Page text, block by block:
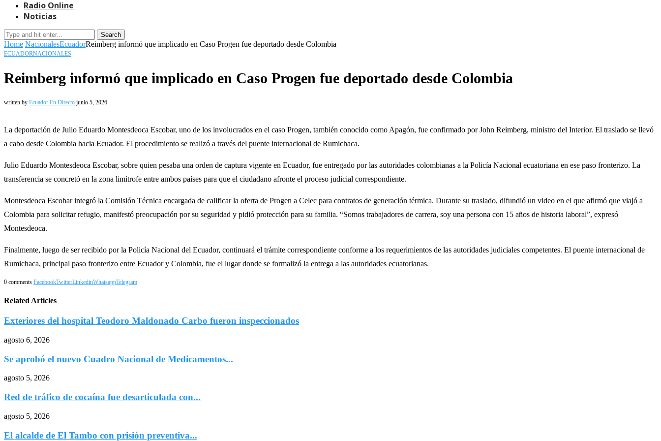
Radio Online
Noticias
Search
Home NacionalesEcuadorReimberg informó que implicado en Caso Progen fue deportado desde Colombia
ECUADORNACIONALES
Reimberg informó que implicado en Caso Progen fue deportado desde Colombia
written by Ecuador En Directo junio 5, 2026
La deportación de Julio Eduardo Montesdeoca Escobar, uno de los involucrados en el caso Progen, también conocido como Apagón, fue confirmado por John Reimberg, ministro del Interior. El traslado se llevó
a cabo desde Colombia hacia Ecuador. El procedimiento se realizó a través del puente internacional de Rumichaca.
Julio Eduardo Montesdeoca Escobar, sobre quien pesaba una orden de captura vigente en Ecuador, fue entregado por las autoridades colombianas a la Policía Nacional ecuatoriana en ese paso fronterizo. La
transferencia se concretó en la zona limítrofe entre ambos países para que el ciudadano afronte el proceso judicial correspondiente.
Montesdeoca Escobar integró la Comisión Técnica encargada de calificar la oferta de Progen a Celec para contratos de generación térmica. Durante su traslado, difundió un video en el que afirmó que viajó a
Colombia para solicitar refugio, manifestó preocupación por su seguridad y pidió protección para su familia. “Somos trabajadores de carrera, soy una persona con 15 años de historia laboral”, expresó
Montesdeoca.
Finalmente, luego de ser recibido por la Policía Nacional del Ecuador, continuará el trámite correspondiente conforme a los requerimientos de las autoridades judiciales competentes. El puente internacional de
Rumichaca, principal paso fronterizo entre Ecuador y Colombia, fue el lugar donde se formalizó la entrega a las autoridades ecuatorianas.
0 comments FacebookTwitterLinkedinWhatsappTelegram
Related Articles
Exteriores del hospital Teodoro Maldonado Carbo fueron inspeccionados
agosto 6, 2026
Se aprobó el nuevo Cuadro Nacional de Medicamentos...
agosto 5, 2026
Red de tráfico de cocaína fue desarticulada con...
agosto 5, 2026
El alcalde de El Tambo con prisión preventiva...